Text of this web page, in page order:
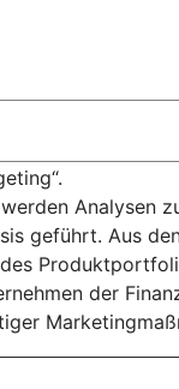
Analysen
geführt. Aus
der